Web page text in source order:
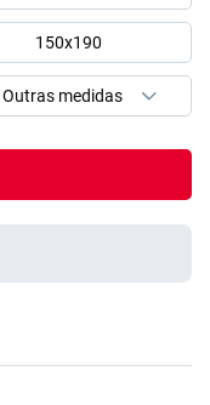
150x190